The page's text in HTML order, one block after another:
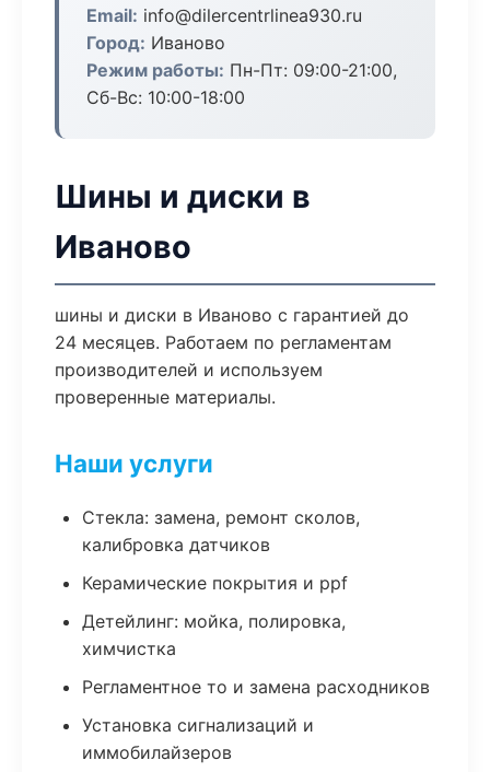
Email: info@dilercentrlinea930.ru
Город: Иваново
Режим работы: Пн-Пт: 09:00-21:00,
Сб-Вс: 10:00-18:00
Шины и диски в
Иваново
шины и диски в Иваново с гарантией до
24 месяцев. Работаем по регламентам
производителей и используем
проверенные материалы.
Наши услуги
Стекла: замена, ремонт сколов,
калибровка датчиков
Керамические покрытия и ppf
Детейлинг: мойка, полировка,
химчистка
Регламентное то и замена расходников
Установка сигнализаций и
иммобилайзеров